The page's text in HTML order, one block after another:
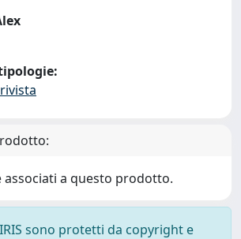
associati a questo prodotto.
sono protetti da copyright e